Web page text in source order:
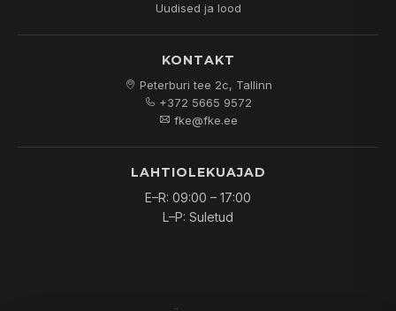
Uudised ja lood
KONTAKT
Peterburi tee 2c, Tallinn
+372 5665 9572
fke@fke.ee
LAHTIOLEKUAJAD
E–R: 09:00 – 17:00
L–P: Suletud